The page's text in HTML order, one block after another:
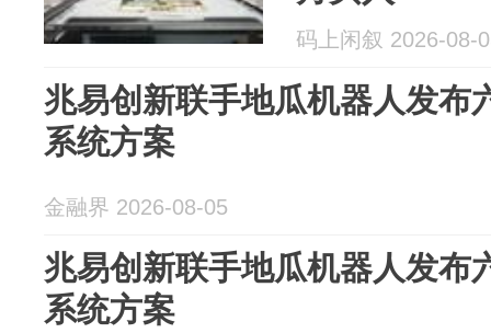
码上闲叙 2026-08-
兆易创新联手地瓜机器人发布
系统方案
金融界 2026-08-05
兆易创新联手地瓜机器人发布
系统方案